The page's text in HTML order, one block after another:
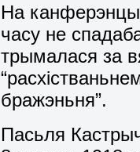
На
часу не
трымалася за
бражэньня”.
Пасьля